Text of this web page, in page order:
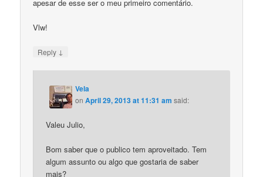
apesar de esse ser o meu primeiro comentário.
Vlw!
Reply ↓
Vela
onApril 29, 2013 at 11:31 am said:
Valeu Julio,
Bom saber que o publico tem aproveitado. Tem
algum assunto ou algo que gostaria de saber
mais?